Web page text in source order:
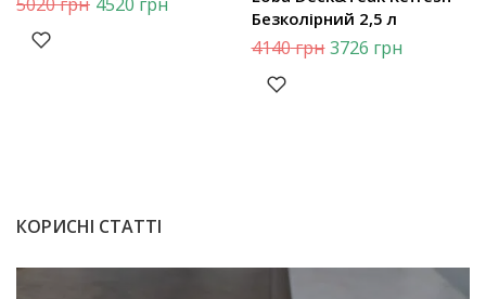
Безколірний 2,5 л
4140грн 3726 грн
КОРИСНІ СТАТТІ